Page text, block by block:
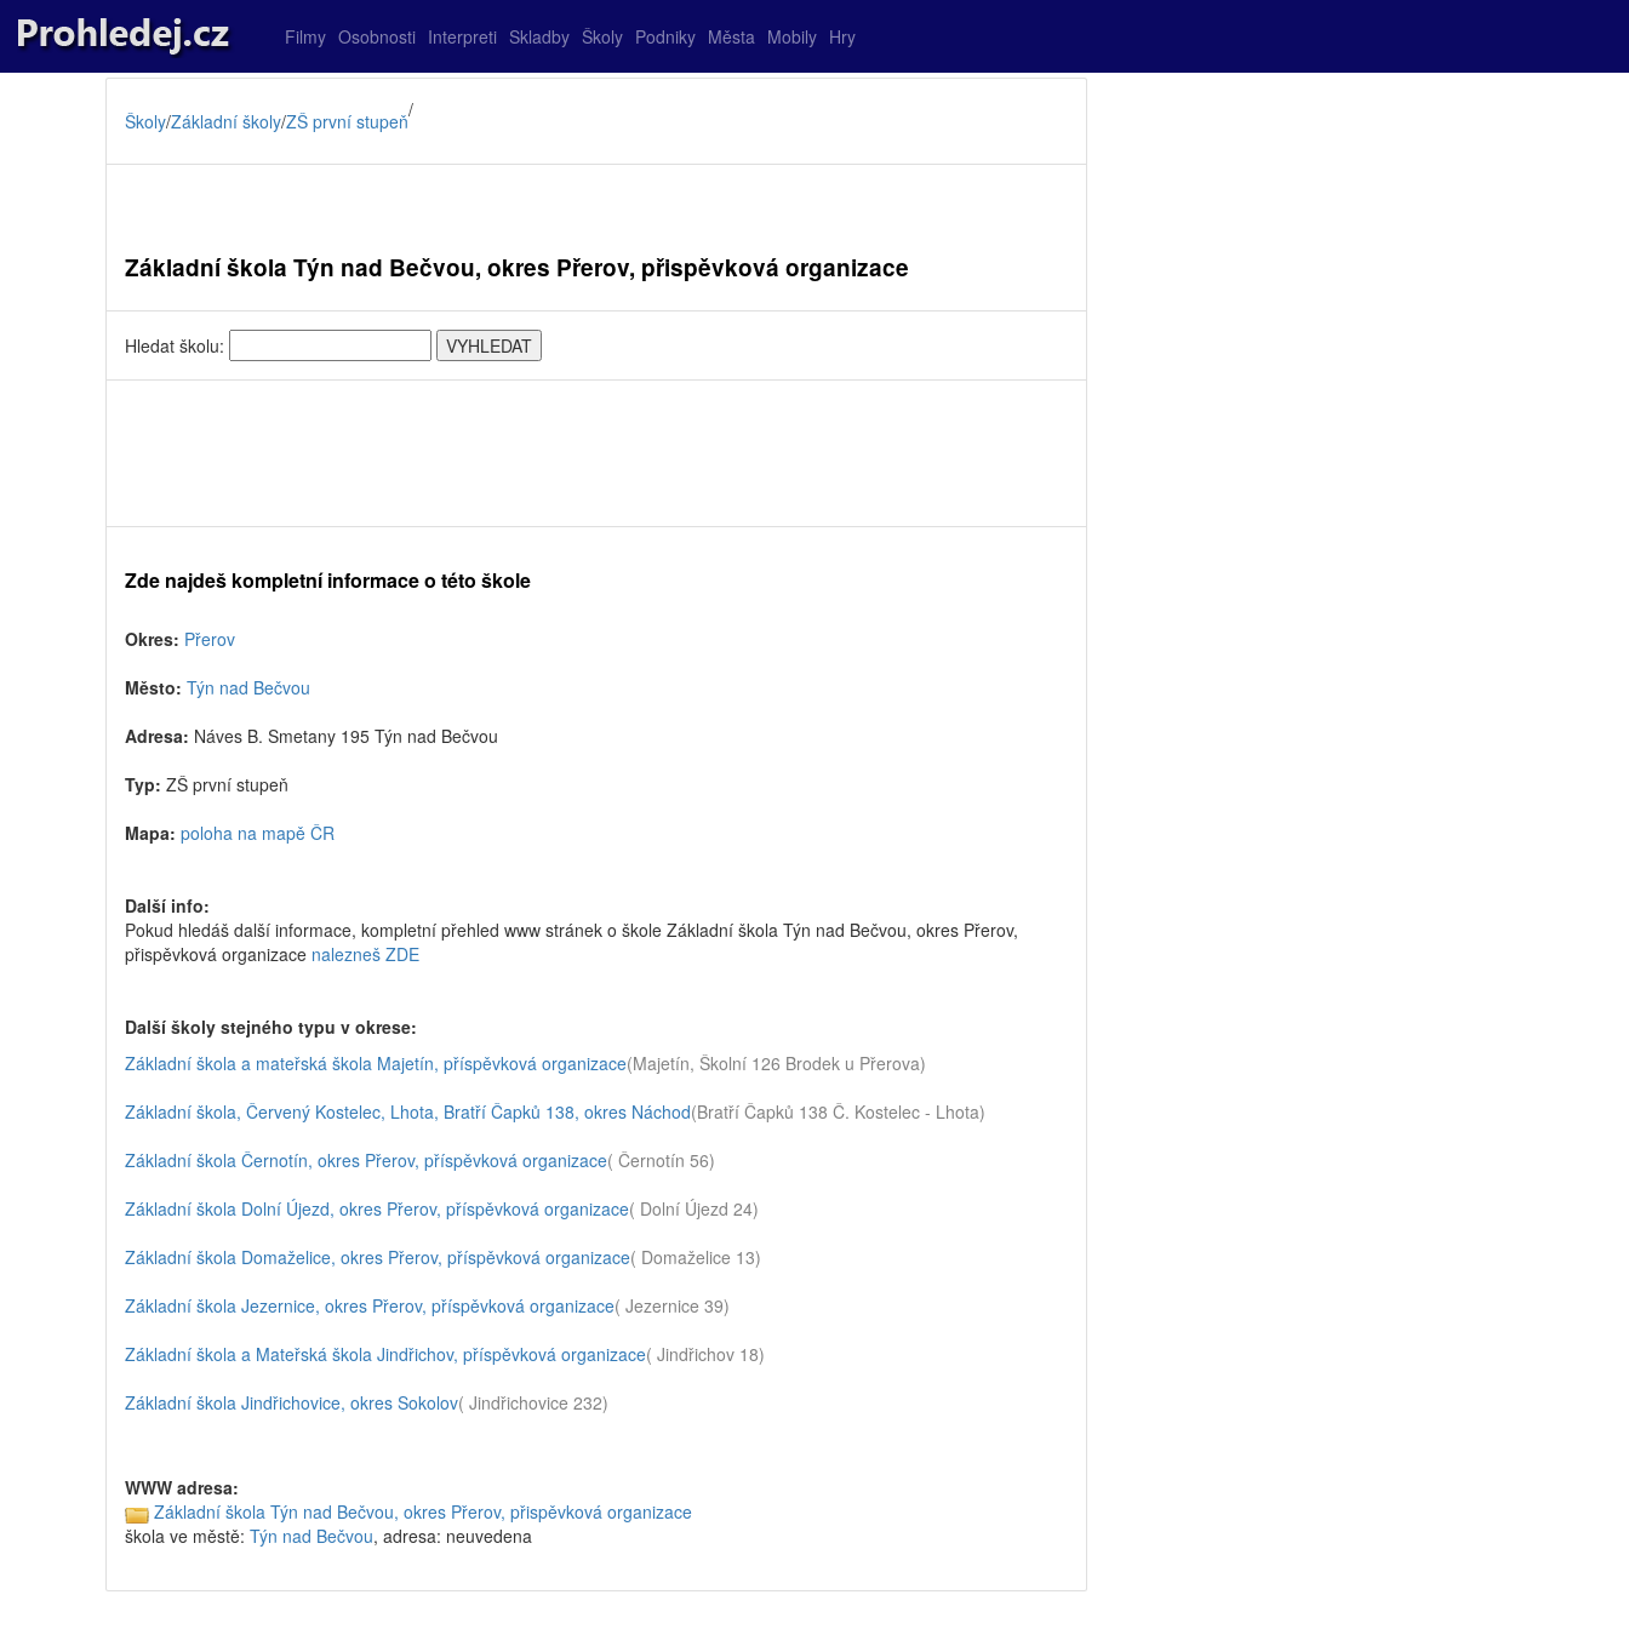
Filmy Osobnosti Interpreti Skladby Školy Podniky Města Mobily Hry
Školy/Základní školy/ZŠ první stupeň/
Základní škola Týn nad Bečvou, okres Přerov, přispěvková organizace
Hledat školu:
Zde najdeš kompletní informace o této škole
Okres: Přerov
Město: Týn nad Bečvou
Adresa: Náves B. Smetany 195 Týn nad Bečvou
Typ: ZŠ první stupeň
Mapa: poloha na mapě ČR
Další info:
Pokud hledáš další informace, kompletní přehled www stránek o škole Základní škola Týn nad Bečvou, okres Přerov,
přispěvková organizace nalezneš ZDE
Další školy stejného typu v okrese:
Základní škola a mateřská škola Majetín, příspěvková organizace(Majetín, Školní 126 Brodek u Přerova)
Základní škola, Červený Kostelec, Lhota, Bratří Čapků 138, okres Náchod(Bratří Čapků 138 Č. Kostelec - Lhota)
Základní škola Černotín, okres Přerov, příspěvková organizace( Černotín 56)
Základní škola Dolní Újezd, okres Přerov, příspěvková organizace( Dolní Újezd 24)
Základní škola Domaželice, okres Přerov, příspěvková organizace( Domaželice 13)
Základní škola Jezernice, okres Přerov, příspěvková organizace( Jezernice 39)
Základní škola a Mateřská škola Jindřichov, příspěvková organizace( Jindřichov 18)
Základní škola Jindřichovice, okres Sokolov( Jindřichovice 232)
WWW adresa:
Základní škola Týn nad Bečvou, okres Přerov, přispěvková organizace
škola ve městě: Týn nad Bečvou, adresa: neuvedena